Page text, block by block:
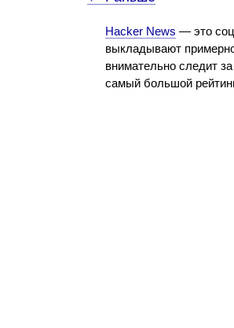
Hacker News — это
выкладывают
внимательно следит
самый большой